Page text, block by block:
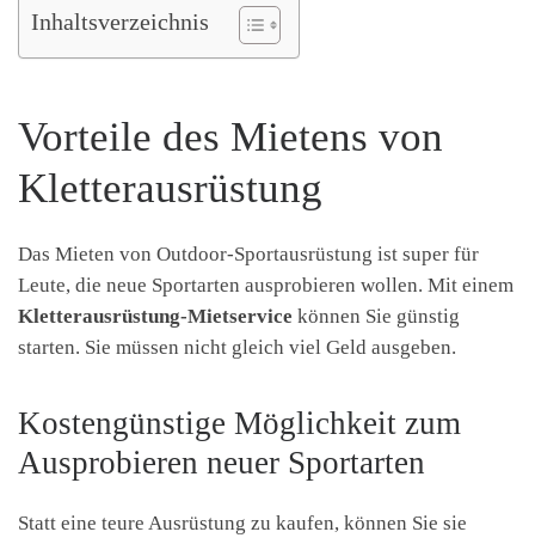
Inhaltsverzeichnis
Vorteile des Mietens von
Kletterausrüstung
Das Mieten von Outdoor-Sportausrüstung ist super für
Leute, die neue Sportarten ausprobieren wollen. Mit einem
Kletterausrüstung-Mietservice können Sie günstig
starten. Sie müssen nicht gleich viel Geld ausgeben.
Kostengünstige Möglichkeit zum
Ausprobieren neuer Sportarten
Statt eine teure Ausrüstung zu kaufen, können Sie sie